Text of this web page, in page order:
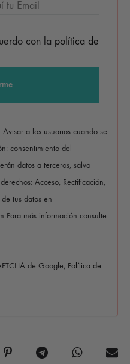
con la política de
a los usuarios cuando se
consentimiento del
datos a terceros, salvo
Acceso, Rectificación,
tus datos en
Para más información consulte
de Google, Política de